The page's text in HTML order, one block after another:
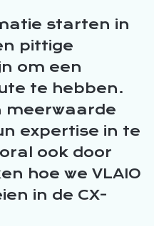
starten in
pittige
om een
te hebben.
meerwaarde
expertise in te
ook door
hoe we VLAIO
in de CX-